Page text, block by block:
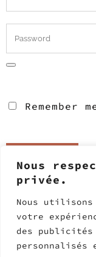
Nous
privée.
Nous utilisons
votre
des publicités
Remember
Lost your